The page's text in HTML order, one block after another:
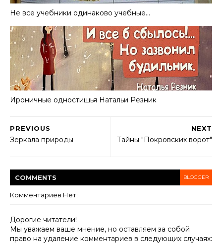
Не все учебники одинаково учебные…
Ироничные одностишья Haтальи Резник
NEXT
Тайны "Покровских ворот"
PREVIOUS
Зеркала природы
COMMENTS BLOGGER
Комментариев Нет:
Дорогие читатели!
Мы уважаем ваше мнение, но оставляем за собой
право на удаление комментариев в следующих случаях: